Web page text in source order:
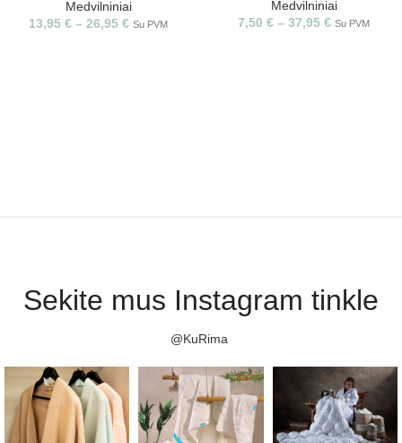
Medvilniniai
13,95 € – 26,95 € Su PVM
Medvilniniai
7,50 € – 37,95 € Su PVM
Sekite mus Instagram tinkle
@KuRima